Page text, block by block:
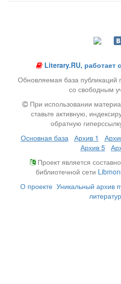
Literary.RU, работает
Обновляемая база публикаций
со свободным
При использовании
ставьте активную,
обратную
Основная база
Архив 1
Архив 5
Проект является
библиотечной сети
О проекте Уникальный архив